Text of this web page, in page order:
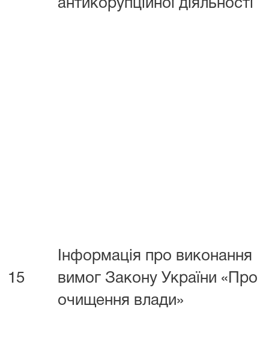
антикорупційної діяльності
15
Інформація про виконання
вимог Закону України «Про
очищення влади»